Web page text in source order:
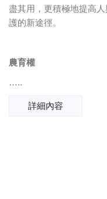
盡其用，更積極地提高
護的新途徑。
農育權
…..
詳細內容